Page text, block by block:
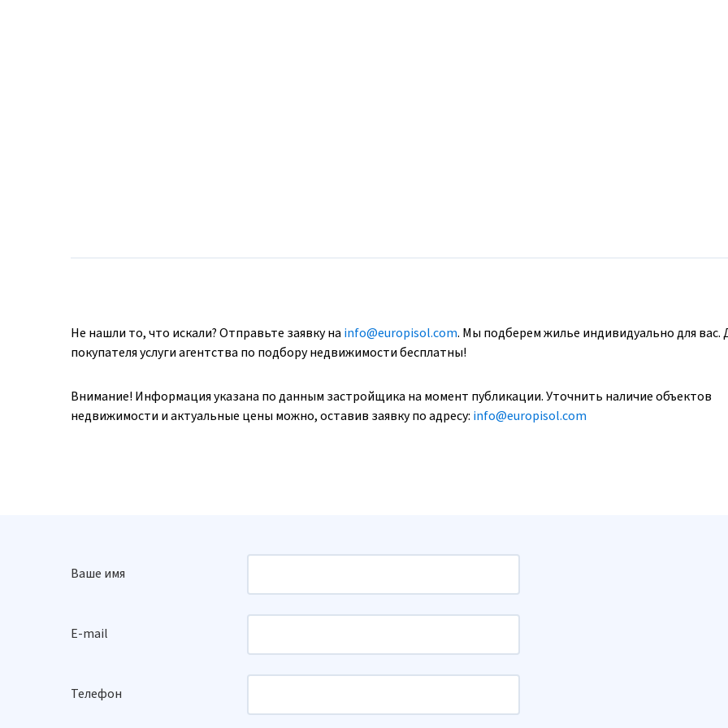
Не нашли то, что искали? Отправьте заявку наinfo@europisol.com. Мы подберем жилье индивидуально для вас.
покупателя услуги агентства по подбору недвижимости бесплатны!
Внимание! Информация указана по данным застройщика на момент публикации. Уточнить наличие объектов
недвижимости и актуальные цены можно, оставив заявку по адресу: info@europisol.com
Ваше имя
E-mail
Телефон